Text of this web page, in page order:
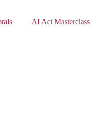
AI Act Masterclass